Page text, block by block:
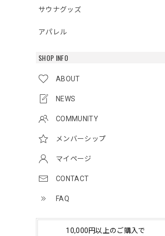
サウナグッズ
アパレル
SHOP INFO
ABOUT
NEWS
COMMUNITY
メンバーシップ
マイページ
CONTACT
FAQ
10,000円以上のご購入で